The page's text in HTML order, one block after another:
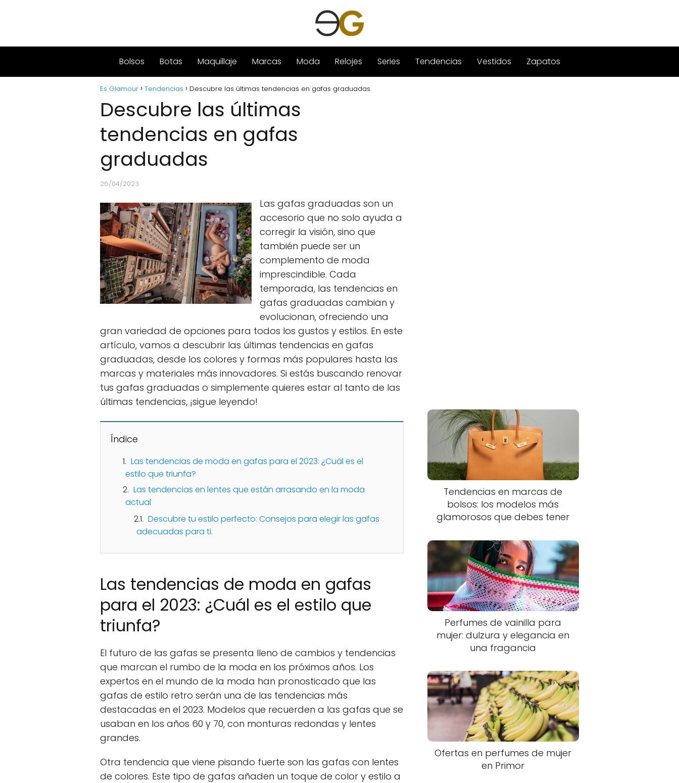
Bolsos Botas Maquillaje Marcas Moda Relojes Series Tendencias Vestidos Zapatos
Es Glamour Tendencias Descubre las últimas tendencias en gafas graduadas
Descubre las últimas
tendencias en gafas
graduadas
26/04/2023
Las gafas graduadas son un
accesorio que no solo ayuda a
corregir la visión, sino que
también puede ser un
complemento de moda
imprescindible. Cada
temporada, las tendencias en
gafas graduadas cambian y
evolucionan, ofreciendo una
gran variedad de opciones para todos los gustos y estilos. En este
artículo, vamos a descubrir las últimas tendencias en gafas
graduadas, desde los colores y formas más populares hasta las
marcas y materiales más innovadores. Si estás buscando renovar
tus gafas graduadas o simplemente quieres estar al tanto de las
últimas tendencias, ¡sigue leyendo!
Índice
Las tendencias de moda en gafas para el 2023: ¿Cuál es el
estilo que triunfa?
Las tendencias en lentes que están arrasando en la moda
actual
Descubre tu estilo perfecto: Consejos para elegir las gafas
adecuadas para ti.
Las tendencias de moda en gafas
para el 2023: ¿Cuál es el estilo que
triunfa?
El futuro de las gafas se presenta lleno de cambios y tendencias
que marcan el rumbo de la moda en los próximos años. Los
expertos en el mundo de la moda han pronosticado que las
gafas de estilo retro serán una de las tendencias más
destacadas en el 2023. Modelos que recuerden a las gafas que se
usaban en los años 60 y 70, con monturas redondas y lentes
grandes.
Otra tendencia que viene pisando fuerte son las gafas con lentes
de colores. Este tipo de gafas añaden un toque de color y estilo a
Tendencias en marcas de
bolsos: los modelos más
glamorosos que debes tener
Perfumes de vainilla para
mujer: dulzura y elegancia en
una fragancia
Ofertas en perfumes de mujer
en Primor